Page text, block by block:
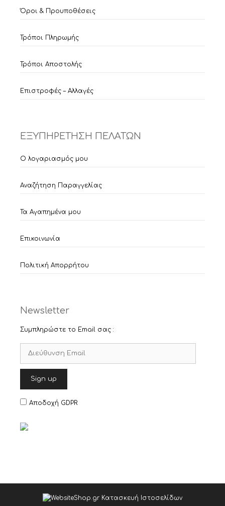
Όροι & Προυποθέσεις
Τρόποι Πληρωμής
Τρόποι Αποστολής
Επιστροφές – Αλλαγές
ΕΞΥΠΗΡΕΤΗΣΗ ΠΕΛΑΤΩΝ
Ο λογαριασμός μου
Αναζήτηση Παραγγελίας
Τα Αγαπημένα μου
Επικοινωνία
Πολιτική Απορρήτου
Newsletter
Συμπληρώστε το Email σας :
Αποδοχή GDPR